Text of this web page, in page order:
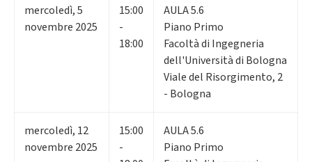
mercoledì,5
novembre 2025
15:00
-
18:00
AULA 5.6
Piano Primo
Facoltà di Ingegneria
dell'Università di Bologna
Viale del Risorgimento, 2
- Bologna
mercoledì, 12
novembre 2025
15:00
-
AULA 5.6
Piano Primo